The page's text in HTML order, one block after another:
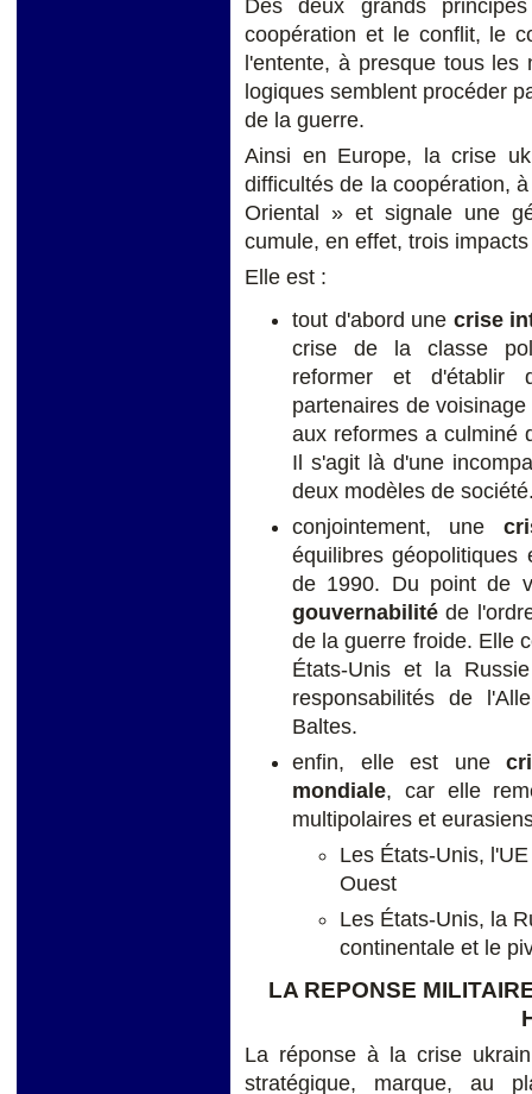
Des deux grands
coopération et le conflit, le
l'entente, à presque tous
logiques semblent procéder
de la guerre.
Ainsi en Europe, la crise
difficultés de la coopération,
Oriental » et signale une
cumule, en effet, trois
Elle est :
tout d'abord une crise
crise de la classe
reformer et d'établir
partenaires de
aux reformes a culminé
Il s'agit là d'une
deux modèles de
conjointement, une
équilibres
de 1990. Du point de
gouvernabilité de
de la guerre froide. Elle
États-Unis et la
responsabilités de
Baltes.
enfin, elle est une
mondiale, car elle
multipolaires et
Les États-Unis,
Ouest
Les États-Unis, la
continentale et le
LA REPONSE
La réponse à la crise
stratégique, marque, au